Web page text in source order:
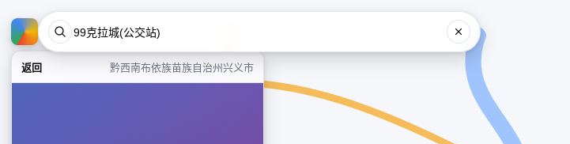
返回 黔西南布依族苗族自治州兴义市